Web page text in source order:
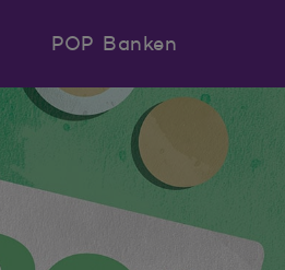
POP Banken